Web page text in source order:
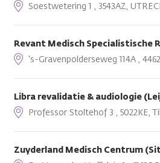
Soestwetering 1 , 3543AZ,
Revant Medisch Specialistische
's-Gravenpolderseweg 114A ,
Libra revalidatie & audiologie
Professor Stoltehof 3 , 5022KE,
Zuyderland Medisch Centrum